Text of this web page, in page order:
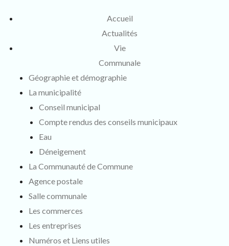
Accueil
Actualités
Vie
Communale
Géographie et démographie
La municipalité
Conseil municipal
Compte rendus des conseils municipaux
Eau
Déneigement
La Communauté de Commune
Agence postale
Salle communale
Les commerces
Les entreprises
Numéros et Liens utiles